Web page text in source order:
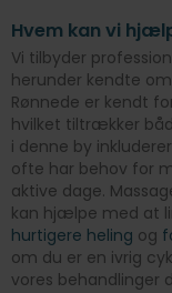
Hvem kan vi
Vi tilbyder
herunder kendte
Rønnede er kendt
hvilket tiltrækker
i denne by
ofte har behov for
aktive dage.
kan hjælpe med at
hurtigere heling og
om du er en ivrig
vores behandlinger